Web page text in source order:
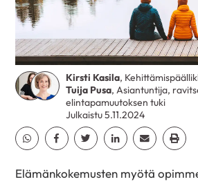
Kirsti Kasila,
Tuija Pusa, Asiantuntija,
elintapamuutoksen tuki
Julkaistu 5.11.2024
Jaa Whatsapp
Jaa Facebook
Jaa TwitterJaa Linkedin
Jaa EmailJaa Print
Elämänkokemusten myötä